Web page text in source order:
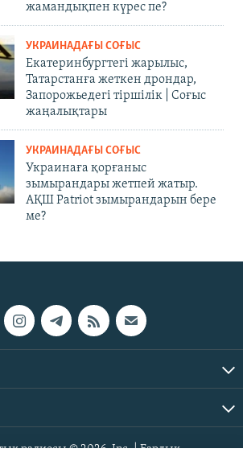
жамандықпен күрес пе?
УКРАИНАДАҒЫ СОҒЫС
Екатеринбургтегі жарылыс,
Татарстанға жеткен дрондар,
Запорожьедегі тіршілік | Cоғыс
жаңалықтары
УКРАИНАДАҒЫ СОҒЫС
Украинаға қорғаныс
зымырандары жетпей жатыр.
АҚШ Patriot зымырандарын бере
ме?
радиосы © 2026, Inc. | Барлық